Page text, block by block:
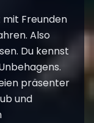
Freunden
Also
Du kennst
präsenter
und